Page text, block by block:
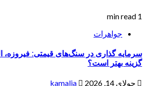
1 min read
جواهرات
سرمایه گذاری در سنگ‌های قیمتی: فیروزه،
گزینه بهتر است؟
جولای 14, 2026 kamalia